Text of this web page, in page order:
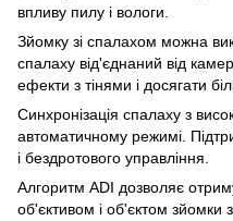
впливу пилу і вологи.
Зйомку зі спалахом можна
спалаху від'єднаний від
ефекти з тінями і досягати
Синхронізація спалаху з
автоматичному режимі.
і бездротового управління.
Алгоритм ADI дозволяє
об'єктивом і об'єктом зйомки